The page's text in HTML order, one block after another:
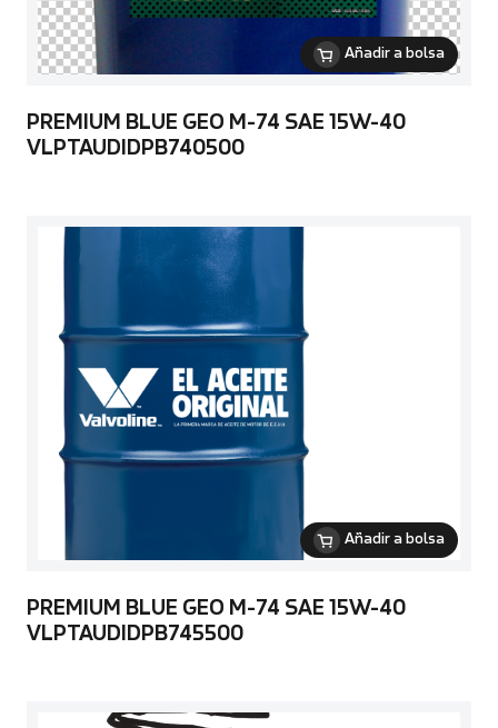
Añadir a bolsa
PREMIUM BLUE GEO M-74 SAE 15W-40
VLPTAUDIDPB740500
Añadir a bolsa
PREMIUM BLUE GEO M-74 SAE 15W-40
VLPTAUDIDPB745500